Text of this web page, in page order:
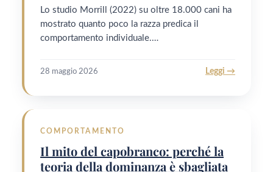
Lo studio Morrill (2022) su oltre 18.000 cani ha
mostrato quanto poco la razza predica il
comportamento individuale.…
28 maggio 2026 Leggi →
COMPORTAMENTO
Il mito del capobranco: perché la
teoria della dominanza è sbagliata